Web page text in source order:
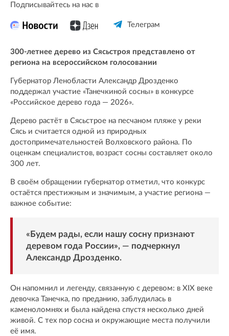
Подписывайтесь на нас в
Телеграм
300-летнее дерево из Сясьстроя представлено от
региона на всероссийском голосовании
Губернатор Ленобласти Александр Дрозденко
поддержал участие «Танечкиной сосны» в конкурсе
«Российское дерево года — 2026».
Дерево растёт в Сясьстрое на песчаном пляже у реки
Сясь и считается одной из природных
достопримечательностей Волховского района. По
оценкам специалистов, возраст сосны составляет около
300 лет.
В своём обращении губернатор отметил, что конкурс
остаётся престижным и значимым, а участие региона —
важное событие:
«Будем рады, если нашу сосну признают
деревом года России», — подчеркнул
Александр Дрозденко.
Он напомнил и легенду, связанную с деревом: в XIX веке
девочка Танечка, по преданию, заблудилась в
каменоломнях и была найдена спустя несколько дней
живой. С тех пор сосна и окружающие места получили
её имя.